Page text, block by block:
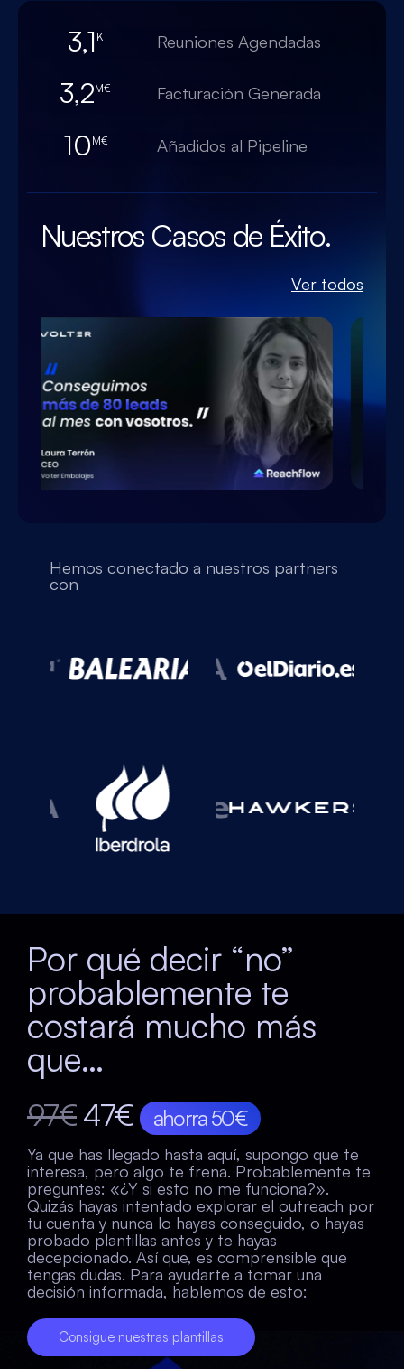
3,1 K Reuniones Agendadas
3,2M€ Facturación Generada
10 M€ Añadidos al Pipeline
Nuestros Casos de Éxito.
Ver todos
Hemos conectado a nuestros partners
con
Por qué decir “no”
probablemente te
costará mucho más
que…
97€47€ ahorra 50€
Ya que has llegado hasta aquí, supongo que te
interesa, pero algo te frena. Probablemente te
preguntes: «¿Y si esto no me funciona?».
Quizás hayas intentado explorar el outreach por
tu cuenta y nunca lo hayas conseguido, o hayas
probado plantillas antes y te hayas
decepcionado. Así que, es comprensible que
tengas dudas. Para ayudarte a tomar una
decisión informada, hablemos de esto:
Consigue nuestras plantillas